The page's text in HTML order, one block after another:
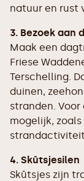
natuur en rust
3. Bezoek aan
Maak een
Friese
Terschelling.
duinen,
stranden.
mogelijk,
4. Skûtsjesilen
Skûtsjes zijn